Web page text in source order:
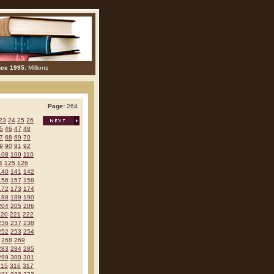
1995: Millions
Page: 264
24 25 26
46 47 48
68 69 70
90 91 92
109 110
125 126
141 142
157 158
173 174
189 190
205 206
221 222
237 238
253 254
268 269
284 285
300 301
316 317